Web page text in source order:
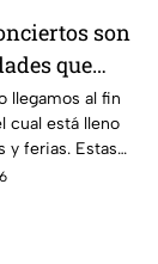
son
que
del 7 al
llegamos al fin
cual está lleno
y ferias. Estas
que habrá